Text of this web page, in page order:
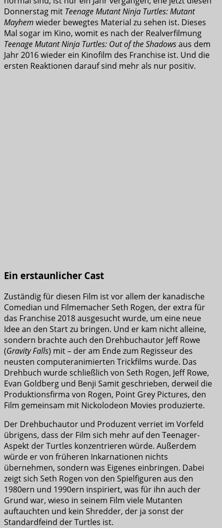
Donnerstag mit Teenage Mutant Ninja Turtles: Mutant
Mayhem wieder bewegtes Material zu sehen ist. Dieses
Mal sogar im Kino, womit es nach der Realverfilmung
Teenage Mutant Ninja Turtles: Out of the Shadowsaus dem
Jahr 2016 wieder ein Kinofilm des Franchise ist. Und die
ersten Reaktionen darauf sind mehr als nur positiv.
Ein erstaunlicher Cast
Zuständig für diesen Film ist vor allem der kanadische
Comedian und Filmemacher Seth Rogen, der extra für
das Franchise 2018 ausgesucht wurde, um eine neue
Idee an den Start zu bringen. Und er kam nicht alleine,
sondern brachte auch den Drehbuchautor Jeff Rowe
(Gravity Falls) mit – der am Ende zum Regisseur des
neusten computeranimierten Trickfilms wurde. Das
Drehbuch wurde schließlich von Seth Rogen, Jeff Rowe,
Evan Goldberg und Benji Samit geschrieben, derweil die
Produktionsfirma von Rogen, Point Grey Pictures, den
Film gemeinsam mit Nickolodeon Movies produzierte.
Der Drehbuchautor und Produzent verriet im Vorfeld
übrigens, dass der Film sich mehr auf den Teenager-
Aspekt der Turtles konzentrieren würde. Außerdem
würde er von früheren Inkarnationen nichts
übernehmen, sondern was Eigenes einbringen. Dabei
zeigt sich Seth Rogen von den Spielfiguren aus den
1980ern und 1990ern inspiriert, was für ihn auch der
Grund war, wieso in seinem Film viele Mutanten
auftauchten und kein Shredder, der ja sonst der
Standardfeind der Turtles ist.